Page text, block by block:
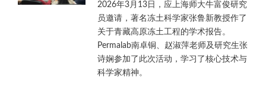
2026年3月13日，应上海师大牛富俊研究
员邀请，著名冻土科学家张鲁新教授作了
关于青藏高原冻土工程的学术报告。
Permalab南卓铜、赵淑萍老师及研究生张
诗娴参加了此次活动，学习了核心技术与
科学家精神。